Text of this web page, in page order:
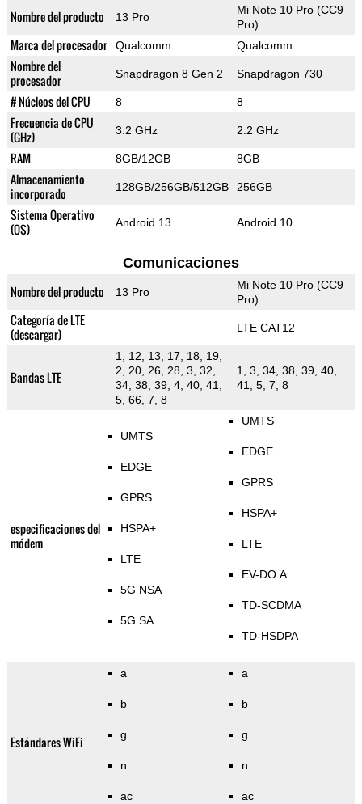
Nombre del producto 13 Pro
Mi Note 10 Pro (CC9
Pro)
Marca del procesador Qualcomm Qualcomm
Nombre del
procesador
Snapdragon 8 Gen 2 Snapdragon 730
# Núcleos del CPU 8 8
Frecuencia de CPU
(GHz)
3.2 GHz 2.2 GHz
RAM 8GB/12GB 8GB
Almacenamiento
incorporado
128GB/256GB/512GB 256GB
Sistema Operativo
(OS)
Android 13 Android 10
Comunicaciones
Nombre del producto 13 Pro
Mi Note 10 Pro (CC9
Pro)
Categoría de LTE
(descargar)
LTE CAT12
Bandas LTE
1, 12, 13, 17, 18, 19,
2, 20, 26, 28, 3, 32,
34, 38, 39, 4, 40, 41,
5, 66, 7, 8
1, 3, 34, 38, 39, 40,
41, 5, 7, 8
especificaciones del
módem
UMTS
EDGE
GPRS
HSPA+
LTE
5G NSA
5G SA
UMTS
EDGE
GPRS
HSPA+
LTE
EV-DO A
TD-SCDMA
TD-HSDPA
Estándares WiFi
a
b
g
n
ac
a
b
g
n
ac